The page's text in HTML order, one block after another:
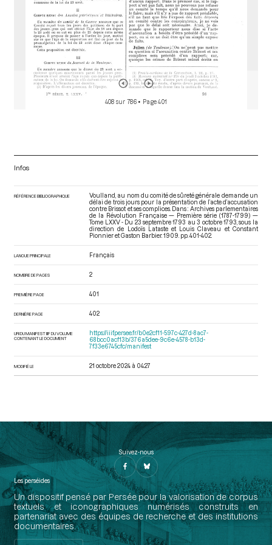
408 sur 786 • Page 401
Infos
RÉFÉRENCE BIBLIOGRAPHIQUE
Voulland, au nom du comité de sûreté générale demande un
délai de trois jours pour la présentation de l’acte d’accusation
contre Brissot et ses complices. Dans : Archives parlementaires
de la Révolution Française — Première série (1787-1799) —
Tome LXXV - Du 23 septembre 1793 au 3 octobre 1793 , sous la
direction de Lodoïs Lataste et Louis Claveau et Constant
Pionnier et Gaston Barbier. 1909. pp. 401-402.
LANGUE PRINCIPALE Français
NOMBRE DE PAGES 2
PREMIÈRE PAGE 401
DERNIÈRE PAGE 402
URI DU MANIFEST IIIF DU VOLUME
CONTENANT LE DOCUMENT
https://iiif.persee.fr/b0e2cf11-597c-427d-8ac7-
68bcc0acf13b/376a5dee-9c6e-4578-b13d-
7f33e6745cfc/manifest
MODIFIÉ LE 21 octobre 2024 à 04:27
Suivez-nous
Les perséides
Un dispositif pensé par Persée pour la valorisation de corpus
textuels et iconographiques numérisés construits en
partenariat avec des équipes de recherche et des institutions
documentaires.